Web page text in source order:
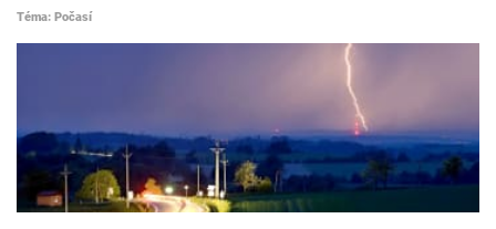
Téma: Počasí